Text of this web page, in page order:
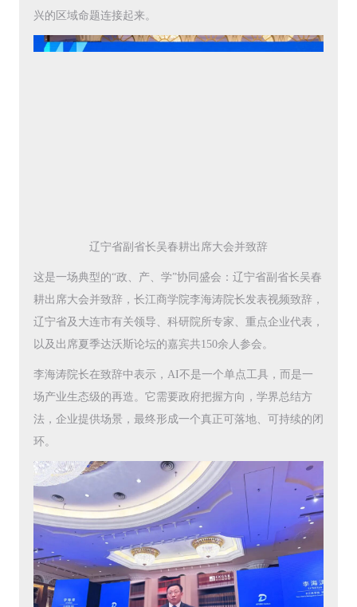
兴的区域命题连接起来。
辽宁省副省长吴春耕出席大会并致辞
这是一场典型的“政、产、学”协同盛会：辽宁省副省长吴春
耕出席大会并致辞，长江商学院李海涛院长发表视频致辞，
辽宁省及大连市有关领导、科研院所专家、重点企业代表，
以及出席夏季达沃斯论坛的嘉宾共150余人参会。
李海涛院长在致辞中表示，AI不是一个单点工具，而是一
场产业生态级的再造。它需要政府把握方向，学界总结方
法，企业提供场景，最终形成一个真正可落地、可持续的闭
环。